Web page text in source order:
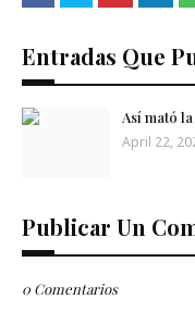
Entradas Que
Así mató
April 22,
Publicar Un
0 Comentarios